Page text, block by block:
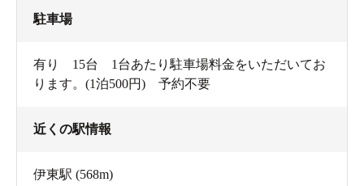
駐車場
有り 15台 1台あたり駐車場料金をいただいてお
ります。(1泊500円) 予約不要
近くの駅情報
伊東駅 (568m)